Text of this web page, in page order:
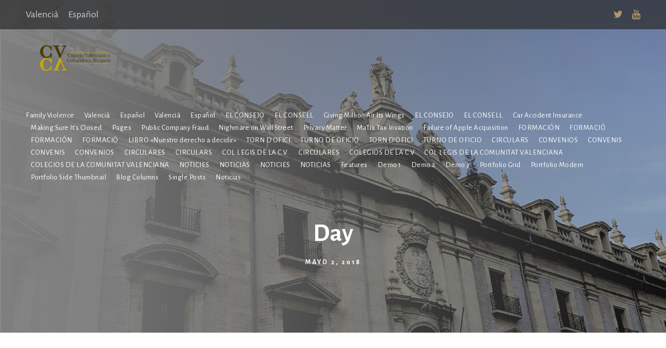
Valencià Español
Family Violence Valencià Español Valencià Español EL CONSEJO EL CONSELL Giving Million Air Its Wings EL CONSEJO EL CONSELL
Car Accident Insurance
Making Sure It’s Closed
Pages Public Company Fraud Nighmare on Wall Street Privacy Matter MaTix Tax Invation Failure of Apple Acquisition FORMACIÓN
FORMACIÓ
FORMACIÓN
FORMACIÓ LIBRO «Nuestro derecho a decidir» TORN D’OFICI TURNO DE OFICIO TORN D’OFICI TURNO DE OFICIO CIRCULARS CONVENIOS
CONVENIS
CONVENIS
CONVENIOS CIRCULARES CIRCULARS COL·LEGIS DE LA C.V. CIRCULARES COLEGIOS DE LA C.V
COL·LEGIS DE LA COMUNITAT VALENCIANA
COLEGIOS DE LA COMUNITAT VALENCIANA
NOTICIES NOTICIAS NOTICIES NOTICIAS Features Demo 1 Demo 2 Demo 3 Portfolio Grid
Portfolio Modern
Portfolio Side Thumbnail
Blog Columns Single Posts Noticias
Day
MAYO 2, 2018